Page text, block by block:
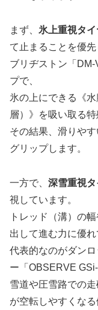
まず、 氷上重視タイ
て止まることを優先
ブリヂストン「
プで、
氷の上にできる《
層）》を吸い取る
その結果、滑りや
グリップします。
一方で、 深雪重視
視しています。
トレッド（溝）の
出して進む力に優れ
代表的なのがダン
ー「OBSERVE GSi-
雪道や圧雪路での
が空転しやすくなる